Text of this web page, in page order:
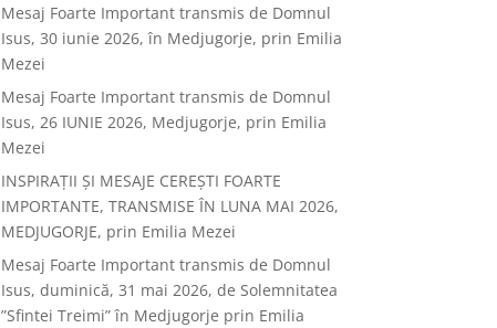
Mesaj Foarte Important transmis de Domnul
Isus, 30 iunie 2026, în Medjugorje, prin Emilia
Mezei
Mesaj Foarte Important transmis de Domnul
Isus, 26 IUNIE 2026, Medjugorje, prin Emilia
Mezei
INSPIRAȚII ȘI MESAJE CEREȘTI FOARTE
IMPORTANTE, TRANSMISE ÎN LUNA MAI 2026,
MEDJUGORJE, prin Emilia Mezei
Mesaj Foarte Important transmis de Domnul
Isus, duminică, 31 mai 2026, de Solemnitatea
”Sfintei Treimi” în Medjugorje prin Emilia